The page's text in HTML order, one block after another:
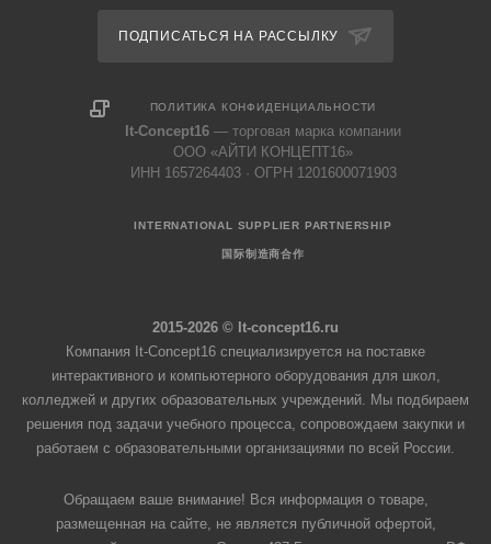
ПОДПИСАТЬСЯ НА РАССЫЛКУ
ПОЛИТИКА КОНФИДЕНЦИАЛЬНОСТИ
It-Concept16 — торговая марка компании
ООО «АЙТИ КОНЦЕПТ16»
ИНН 1657264403 · ОГРН 1201600071903
INTERNATIONAL SUPPLIER PARTNERSHIP
国际制造商合作
2015-2026 © It-concept16.ru
Компания It-Concept16 специализируется на поставке
интерактивного и компьютерного оборудования для школ,
колледжей и других образовательных учреждений. Мы подбираем
решения под задачи учебного процесса, сопровождаем закупки и
работаем с образовательными организациями по всей России.
Обращаем ваше внимание! Вся информация о товаре,
размещенная на сайте, не является публичной офертой,